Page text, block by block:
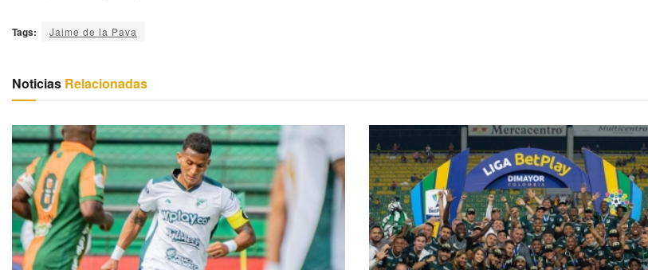
Tags: Jaime de la Pava
Noticias Relacionadas